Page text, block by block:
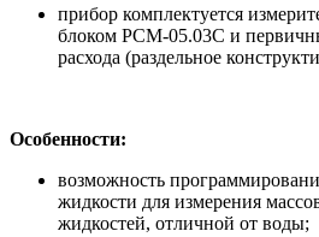
прибор комплектуется
блоком РСМ-05.03C и
расхода (раздельное
Особенности:
возможность
жидкости для измерения
жидкостей, отличной от воды;